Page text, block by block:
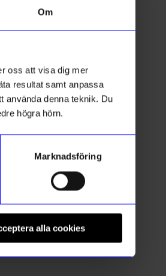
Om
oss att visa dig mer
resultat samt anpassa
använda denna teknik. Du
högra hörn.
Marknadsföring
alla cookiesSolglas IZIPIZI # N Black